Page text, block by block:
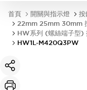
首頁 開關與指示燈
按
22mm 25mm 30mm
HW系列 (螺絲端子型)
HW1L-M420Q3PW